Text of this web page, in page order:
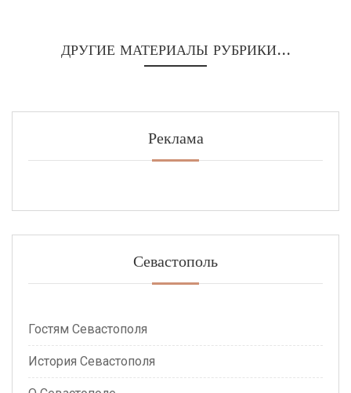
ДРУГИЕ МАТЕРИАЛЫ РУБРИКИ...
Реклама
Севастополь
Гостям Севастополя
История Севастополя